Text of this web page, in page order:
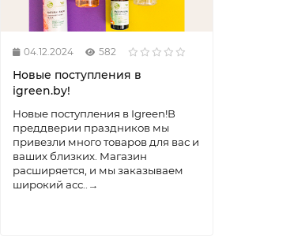
04.12.2024 582
Новые поступления в
igreen.by!
Новые поступления в Igreen!В
преддверии праздников мы
привезли много товаров для вас и
ваших близких. Магазин
расширяется, и мы заказываем
широкий асс.. →